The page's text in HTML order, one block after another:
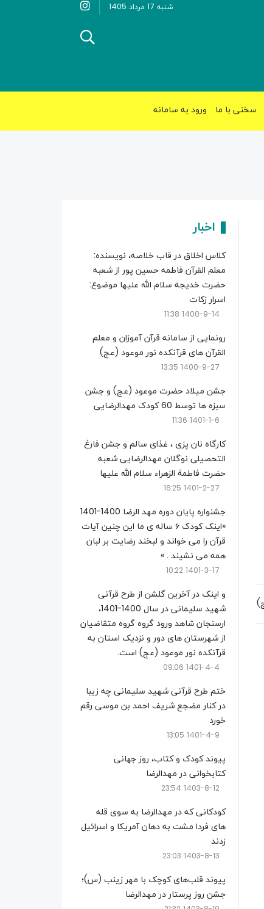
شنبه 17 مرداد 1405
سخنی با ما ورود به سامانه
اخبار
کلاس اخلاق در قاب خلاصه، نویسنده:
معلم القرآن فاطمه حسین پور از شعبه
حضرت خدیجه سلام الله علیها موضوع:
اسرار زکات
1400-9-14 11:38
رونمایی از سامانه قرآن آموزان و معلم
القرآن های قرآنکده نور موعود (عج)
1400-9-27 13:35
جشن میلاد حضرت موعود (عج) و جشن
سبزه ها توسط 60 کودک مهدالرضایی
1401-1-6 11:36
کارگاه نان پزی ، غذای سالم و جشن فارغ
التحصیلی نوگلان مهدالرضایی شعبه
حضرت فاطمة الزهراء سلام الله علیها
1401-2-27 16:25
جشنواره پایان دوره مهد الرضا 1400-1401
«اینک کودک ۶ ساله ی ما این چنین آیات
قرآن را می خواند و لبخند رضایت بر لبان
همه می نشیند . »
1401-3-17 10:22
و اینک در آخرین گلشن از طرح قرآنی
شهید سلیمانی در سال 1400-1401،
ارسنجان شاهد ورود گروه گروه متقاضیان
از شهرستان های دور و نزدیک استان به
قرآنکده نور موعود (عج) است.
1401-4-4 09:06
ختم طرح قرآنی شهید سلیمانی چه زیبا
در کنار مضجع شریف احمد بن موسی رقم
خورد
1401-4-9 13:05
پیوند کودک و کتاب، روز جهانی
کتابخوانی در مهدالرضا
1403-8-12 23:54
کودکانی که در مهدالرضا به سوی قله
های فردا مشت به دهان آمریکا و اسرائیل
زدند
1403-8-13 23:03
پیوند قلب‌های کوچک با مهر زینب (س)؛
جشن روز پرستار در مهدالرضا